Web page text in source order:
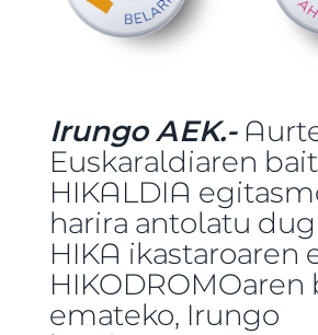
Irungo AEK.-
Euskaraldiaren
HIKALDIA
harira antolatu
HIKA ikastaroaren
HIKODROMOaren
emateko, Irungo